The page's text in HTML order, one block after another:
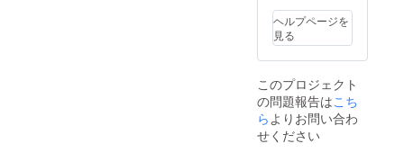
ます。
況に応
じて延
期する
可能性
もあり
ます。
また、
750ml
分入れ
て送付
しま
地産地
消野菜
の久遠
の野菜
ご案内
のメー
ルを送
らせて
きま
す。 講
演は
2022年
5月〜
※容器の
仕様・
デザイ
ン等は
変更が
ある可
能性が
ありま
す。 詳
ヘルプページを
見る
このプロジェクト
の問題報告はこち
ら よりお問い合わ
せください